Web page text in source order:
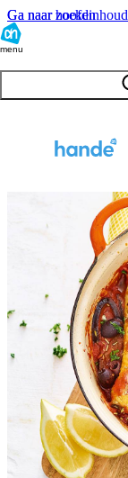
Ga naar hoofdinhoud
Ga naar zoeken
menu